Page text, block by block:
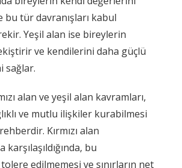
bu tür davranışları kabul
Yeşil alan ise bireylerin
ve kendilerini daha güçlü
sağlar.
alan ve yeşil alan kavramları,
ve mutlu ilişkiler kurabilmesi
Kırmızı alan
karşılaşıldığında, bu
edilmemesi ve sınırların net